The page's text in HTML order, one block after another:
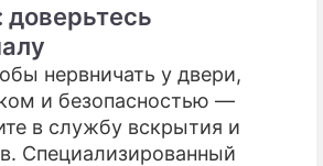
нервничать у двери,
и безопасностью —
в службу вскрытия и
Специализированный